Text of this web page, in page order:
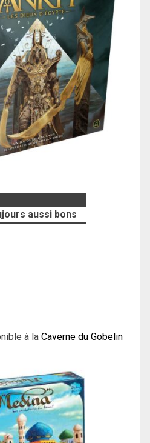
aussi bons
à la Caverne du Gobelin